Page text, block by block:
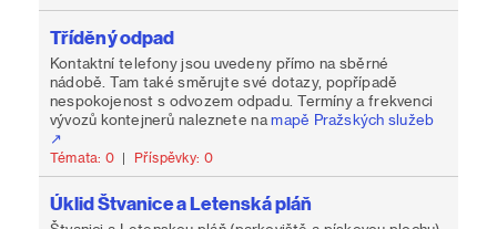
Tříděný odpad
Kontaktní telefony jsou uvedeny přímo na sběrné
nádobě. Tam také směrujte své dotazy, popřípadě
nespokojenost s odvozem odpadu. Termíny a frekvenci
vývozů kontejnerů naleznete namapě Pražských služeb
Témata: 0 | Příspěvky: 0
Úklid Štvanice a Letenská pláň